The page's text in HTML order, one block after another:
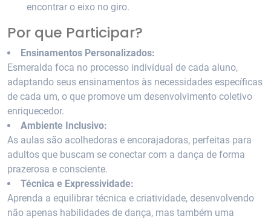
encontrar o eixo no giro.
Por que Participar?
Ensinamentos Personalizados:
Esmeralda foca no processo individual de cada aluno,
adaptando seus ensinamentos às necessidades específicas
de cada um, o que promove um desenvolvimento coletivo
enriquecedor.
Ambiente Inclusivo:
As aulas são acolhedoras e encorajadoras, perfeitas para
adultos que buscam se conectar com a dança de forma
prazerosa e consciente.
Técnica e Expressividade:
Aprenda a equilibrar técnica e criatividade, desenvolvendo
não apenas habilidades de dança, mas também uma